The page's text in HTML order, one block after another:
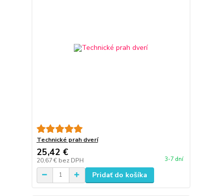
Technické prah dverí
25,42 €
20,67 € bez DPH 3-7 dní
Pridať do košíka